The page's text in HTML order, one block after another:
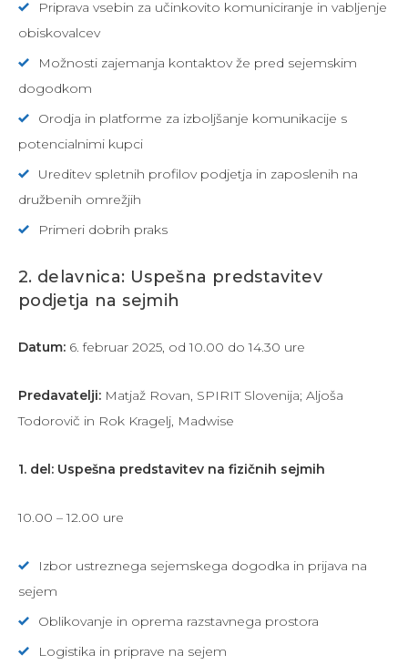
Priprava vsebin za učinkovito komuniciranje in vabljenje
obiskovalcev
Možnosti zajemanja kontaktov že pred sejemskim
dogodkom
Orodja in platforme za izboljšanje komunikacije s
potencialnimi kupci
Ureditev spletnih profilov podjetja in zaposlenih na
družbenih omrežjih
Primeri dobrih praks
2. delavnica: Uspešna predstavitev
podjetja na sejmih
Datum:6. februar 2025, od 10.00 do 14.30 ure
Predavatelji:Matjaž Rovan, SPIRIT Slovenija; Aljoša
Todorovič in Rok Kragelj, Madwise
1. del: Uspešna predstavitev na fizičnih sejmih
10.00 – 12.00 ure
Izbor ustreznega sejemskega dogodka in prijava na
sejem
Oblikovanje in oprema razstavnega prostora
Logistika in priprave na sejem